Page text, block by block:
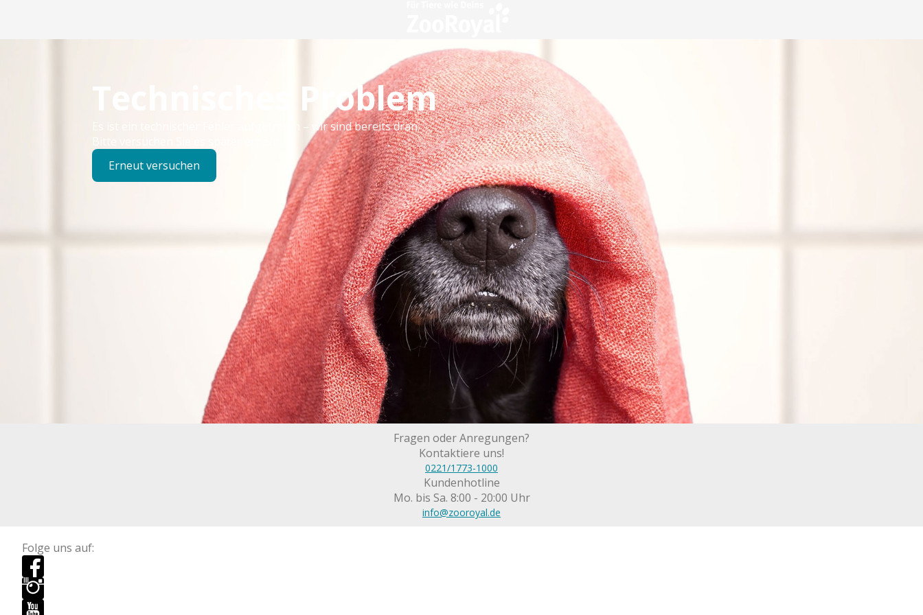
Technisches Problem
Es ist ein technischer Fehler aufgetreten – wir sind bereits dran.
Bitte versuchen Sie es später erneut.
Erneut versuchen
Fragen oder Anregungen?
Kontaktiere uns!
0221/1773-1000
Kundenhotline
Mo. bis Sa. 8:00 - 20:00 Uhr
info@zooroyal.de
Folge uns auf: